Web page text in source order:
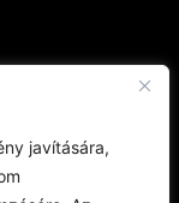
javítására,